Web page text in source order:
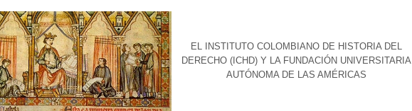
EL INSTITUTO COLOMBIANO DE HISTORIA DEL
DERECHO (ICHD) Y LA FUNDACIÓN UNIVERSITARIA
AUTÓNOMA DE LAS AMÉRICAS